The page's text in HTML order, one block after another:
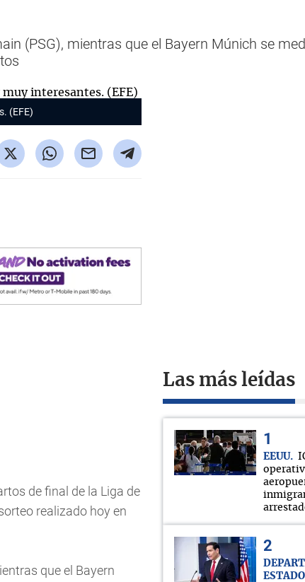
(PSG), mientras que el Bayern Múnich se
(EFE)
de final de la Liga de
realizado hoy en
que el Bayern
Las más leídas
EEUU
ESTADO